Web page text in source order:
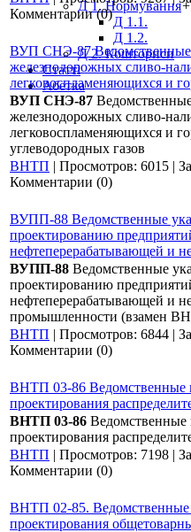
Д 1. Нормування+
Д 1.1.
Д 1.2.
Д 2. Кошториси
Статті
Абетка
Комментарии (0)
ВУП СНЭ-87 Ведомственные
железнодорожных сливо-
легковоспламеняющихся и
ВУП СНЭ-87
железнодорожных сливо-
легковоспламеняющихся и
углеводородных газов
ВНТП | Просмотров: 6015 |
Комментарии (0)
ВУПП-88 Ведомственные
проектированию
нефтеперерабатывающей и
ВУПП-88 Ведомственные
проектированию
нефтеперерабатывающей и
промышленности (взамен
ВНТП | Просмотров: 6844 |
Комментарии (0)
ВНТП 03-86 Ведомственные
проектирования
ВНТП 03-86 Ведомственные
проектирования
ВНТП | Просмотров: 7198 |
Комментарии (0)
ВНТП 02-85. Ведомственные
проектирования